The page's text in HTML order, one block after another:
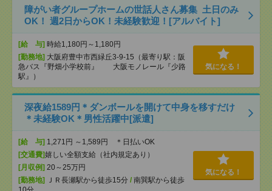
障がい者グループホームの世話人さん募集 土日のみ
OK！ 週2日からOK！未経験歓迎！[アルバイト]
[給 与] 時給1,180円～1,180円
[勤務地] 大阪府豊中市西緑丘3-9-15（最寄り駅：阪
急バス『野畑小学校前』 大阪モノレール『少路
駅』）
気になる！
深夜給1589円＊ダンボールを開けて中身を移すだけ
＊未経験OK＊男性活躍中[派遣]
[給 与] 1,271円 ～1,589円 ＊日払いOK
[交通費]嬉しい全額支給（社内規定あり）
[月収例] 20～25万円
[勤務地]
ＪＲ長瀬駅から徒歩15分 / 南巽駅から徒歩
気になる！